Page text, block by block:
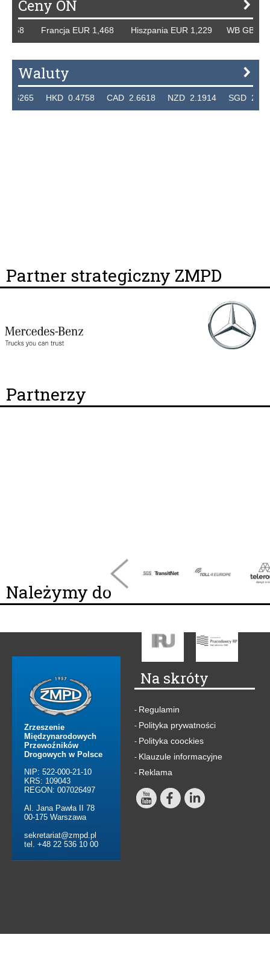
Ceny ON
EUR 1,468 Hiszpania EUR 1,229 WB GBP 1,318
Waluty
0.4758 CAD 2.6618 NZD 2.1914 SGD 2.9123
Partner strategiczny ZMPD
Partnerzy
Należymy do
Zrzeszenie
Międzynarodowych
Przewoźników
Drogowych w Polsce
NIP: 522-000-21-10
KRS: 109043
REGON: 007026497
Al. Jana Pawła II 78
00-175 Warszawa
sekretariat@zmpd.pl
tel. +48 22 536 10 00
Na skróty
- Regulamin
- Polityka prywatności
- Polityka coockies
- Klauzule informacyjne
- Reklama